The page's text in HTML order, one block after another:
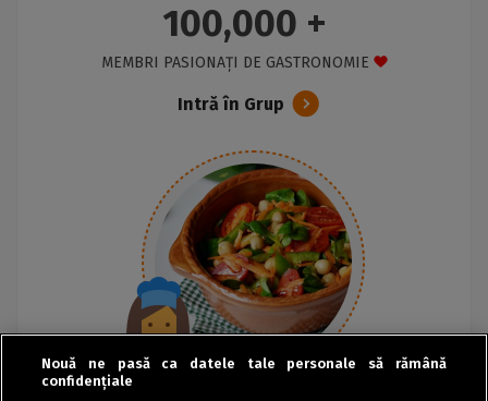
100,000 +
MEMBRI PASIONAȚI DE GASTRONOMIE
Intră în Grup
Nouă ne pasă ca datele tale personale să rămână
confidențiale